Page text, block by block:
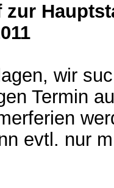
zur
wir
Termin
evtl. nur